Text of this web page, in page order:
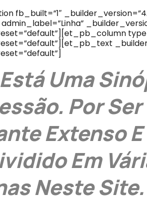
fb_built=”1″
Uma
Por Ser
Extenso
Em
Neste Site.